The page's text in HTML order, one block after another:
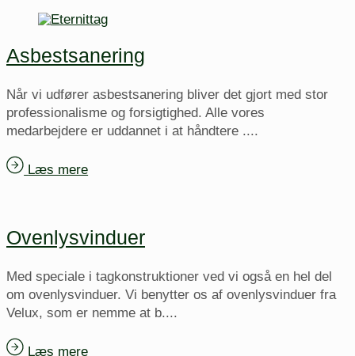
Asbestsanering
Når vi udfører asbestsanering bliver det gjort med stor
professionalisme og forsigtighed. Alle vores
medarbejdere er uddannet i at håndtere ....
Læs mere
Ovenlysvinduer
Med speciale i tagkonstruktioner ved vi også en hel del
om ovenlysvinduer. Vi benytter os af ovenlysvinduer fra
Velux, som er nemme at b....
Læs mere